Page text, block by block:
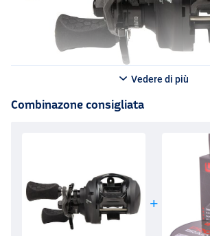
Vedere di più
Combinazone consigliata